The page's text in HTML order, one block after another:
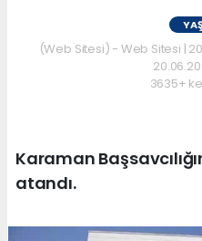
(Web Sitesi) - Web Sitesi |
3635+
Karaman
atandı.